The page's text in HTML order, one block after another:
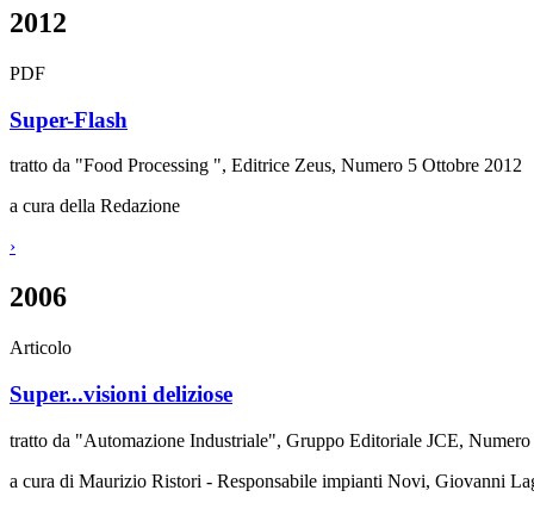
2012
PDF
Super-Flash
tratto da "Food Processing ", Editrice Zeus, Numero 5 Ottobre 2012
a cura della Redazione
›
2006
Articolo
Super...visioni deliziose
tratto da "Automazione Industriale", Gruppo Editoriale JCE,
a cura di Maurizio Ristori - Responsabile impianti Novi, Giovanni